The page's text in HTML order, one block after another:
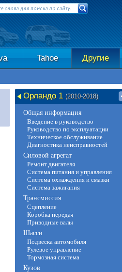
Tahoe Другие
Орландо 1 (2010-2018)
Общая информация
Введение в руководство
Руководство по эксплуатации
Техническое обслуживание
Диагностика неисправностей
Силовой агрегат
Ремонт двигателя
Система питания и управления
Система охлаждения и смазки
Система зажигания
Трансмиссия
Сцепление
Коробка передач
Приводные валы
Шасси
Подвеска автомобиля
Рулевое управление
Тормозная система
Кузов